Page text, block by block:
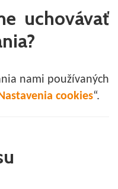
uchovávať
nami používaných
cookies“.